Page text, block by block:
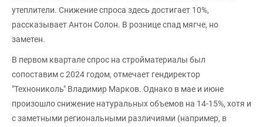
утеплители. Снижение спроса здесь достигает 10%,
рассказывает Антон Солон. В рознице спад мягче, но
заметен.
В первом квартале спрос на стройматериалы был
сопоставим с 2024 годом, отмечает гендиректор
"Технониколь" Владимир Марков. Однако в мае и июне
произошло снижение натуральных объемов на 14-15%, хотя и
с заметными региональными различиями (например, в